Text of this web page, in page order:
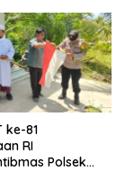
ke-81
RI
Polsek